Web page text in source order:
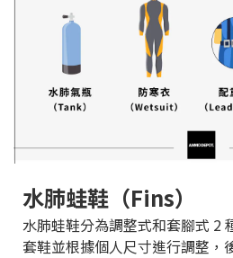
水肺蛙鞋（Fins）
水肺蛙鞋分為調整式和套腳式 2
套鞋並根據個人尺寸進行調整，